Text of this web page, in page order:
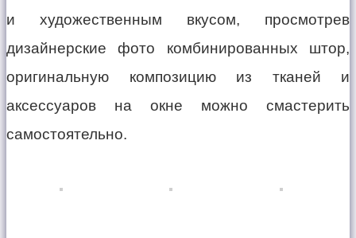
и художественным вкусом, просмотрев
дизайнерские фото комбинированных штор,
оригинальную композицию из тканей и
аксессуаров на окне можно смастерить
самостоятельно.